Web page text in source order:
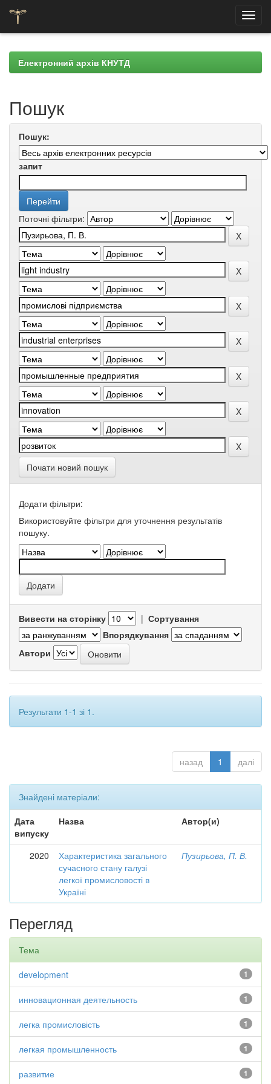
navigationЕлектронний архів КНУТД
Пошук
Пошук:
запит
Поточні фільтри:
Почати новий пошук
Додати фільтри:
Використовуйте фільтри для уточнення результатів
пошуку.
Вивести на сторінку | Сортування
Впорядкування
Автори
Результати 1-1 зі 1.
назад 1 далі
Знайдені матеріали:
Дата
випуску
Назва Автор(и)
2020
Характеристика загального
сучасного стану галузі
легкої промисловості в
Україні
Пузирьова, П. В.
Перегляд
Тема
1
development
1
инновационная деятельность
1
легка промисловість
1
легкая промышленность
1
развитие